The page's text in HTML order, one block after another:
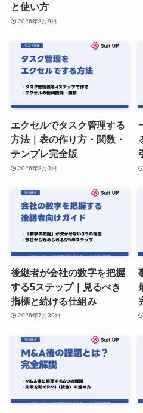
と使い方
2026年8月9日
エクセルでタスク管理する
方法｜表の作り方・関数・
テンプレ完全版
2026年8月3日
後継者が会社の数字を把握
する5ステップ｜見るべき
指標と続ける仕組み
2026年7月30日